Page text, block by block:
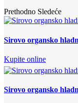
Prethodno Sledeće
Sirovo organsko
Kupite online
Sirovo organsko